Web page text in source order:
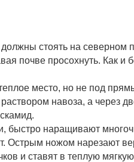
стоять на северном
почве просохнуть. Как и
место, но не под
навоза, а через
быстро наращивают
Острым ножом нарезают
и ставят в теплую